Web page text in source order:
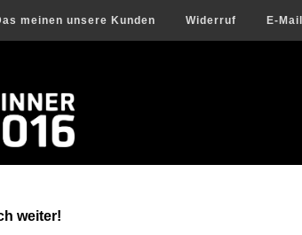
meinen unsere Kunden Widerruf E-Mail
weiter!